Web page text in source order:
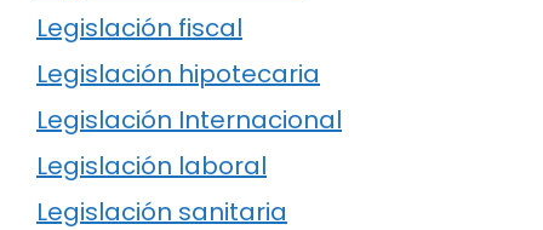
Legislación fiscal
Legislación hipotecaria
Legislación Internacional
Legislación laboral
Legislación sanitaria